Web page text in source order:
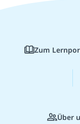
Zum
Über